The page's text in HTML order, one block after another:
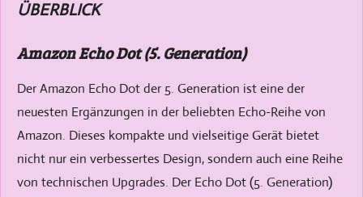
ÜBERBLICK
Amazon Echo Dot (5. Generation)
Der Amazon Echo Dot der 5. Generation ist eine der
neuesten Ergänzungen in der beliebten Echo-Reihe von
Amazon. Dieses kompakte und vielseitige Gerät bietet
nicht nur ein verbessertes Design, sondern auch eine Reihe
von technischen Upgrades. Der Echo Dot (5. Generation)